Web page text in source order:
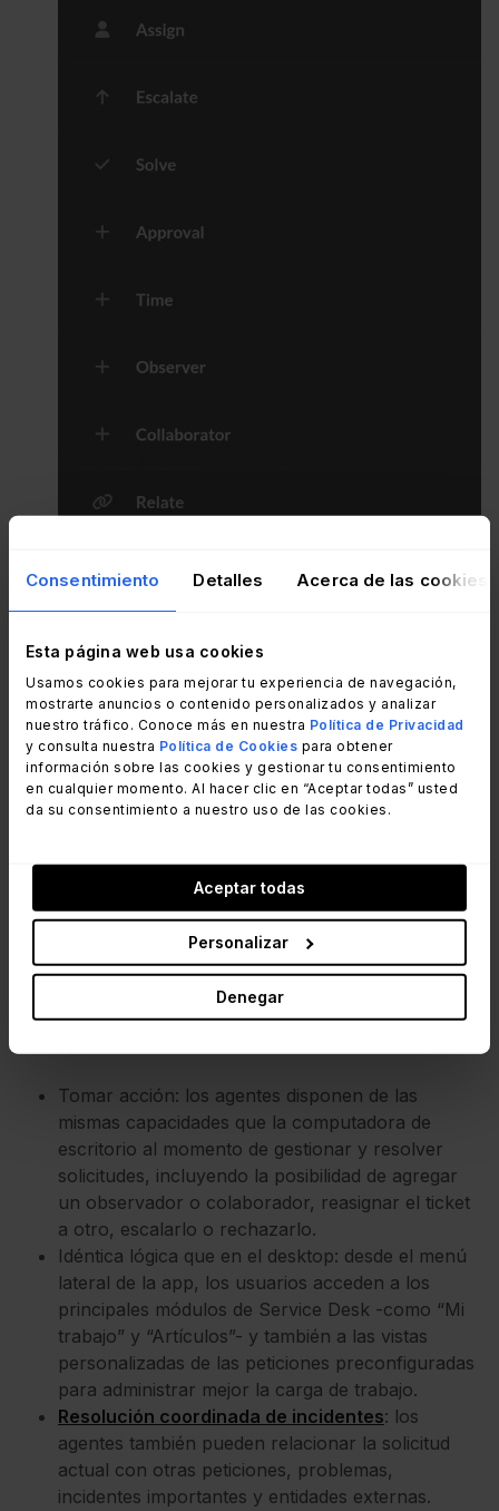
Consentimiento Detalles Acerca de las cookies
Esta página web usa cookies
Usamos cookies para mejorar tu experiencia de navegación,
mostrarte anuncios o contenido personalizados y analizar
nuestro tráfico. Conoce más en nuestra Política de Privacidad
y consulta nuestra Política de Cookies para obtener
información sobre las cookies y gestionar tu consentimiento
en cualquier momento. Al hacer clic en “Aceptar todas” usted
da su consentimiento a nuestro uso de las cookies.
Aceptar todas
Personalizar
Denegar
4 beneficios de la aplicación
Management
help desk móvilconlleva varios
beneficios, la aplicación de InvGate Service
Management en particular ofrece las siguientes
Tomar acción: los agentes disponen de las
mismas capacidades que la computadora de
escritorio al momento de gestionar y resolver
solicitudes, incluyendo la posibilidad de agregar
un observador o colaborador, reasignar el ticket
a otro, escalarlo o rechazarlo.
Idéntica lógica que en el desktop: desde el menú
lateral de la app, los usuarios acceden a los
principales módulos de Service Desk -como “Mi
trabajo” y “Artículos”- y también a las vistas
personalizadas de las peticiones preconfiguradas
para administrar mejor la carga de trabajo.
Resolución coordinada de incidentes: los
agentes también pueden relacionar la solicitud
actual con otras peticiones, problemas,
incidentes importantes y entidades externas.